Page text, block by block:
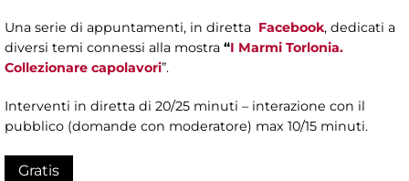
Una serie di appuntamenti, in diretta Facebook, dedicati a
diversi temi connessi alla mostra “I Marmi Torlonia.
Collezionare capolavori”.
Interventi in diretta di 20/25 minuti – interazione con il
pubblico (domande con moderatore) max 10/15 minuti.
Gratis